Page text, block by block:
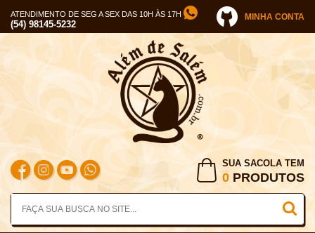
ATENDIMENTO DE SEG A SEX DAS 10H ÀS 17H
(54) 98145-5232
MINHA CONTA
SUA SACOLA TEM
0 PRODUTOS